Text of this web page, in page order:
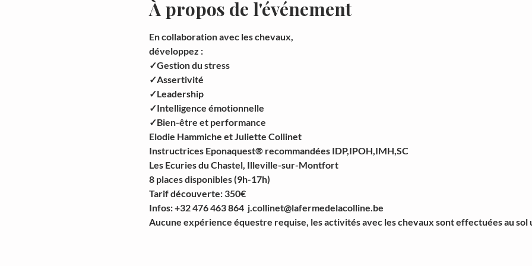
À propos de l'événement
En collaboration avec les chevaux,
développez :
✓Gestion du stress
✓Assertivité
✓Leadership
✓Intelligence émotionnelle
✓Bien-être et performance
Elodie Hammiche et Juliette Collinet
Instructrices Eponaquest® recommandées IDP,IPOH,IMH,SC
Les Ecuries du Chastel, Illeville-sur-Montfort
8 places disponibles (9h-17h)
Tarif découverte: 350€
Infos: +32 476 463 864  j.collinet@lafermedelacolline.be
Aucune expérience équestre requise, les activités avec les chevaux sont effectuées au sol